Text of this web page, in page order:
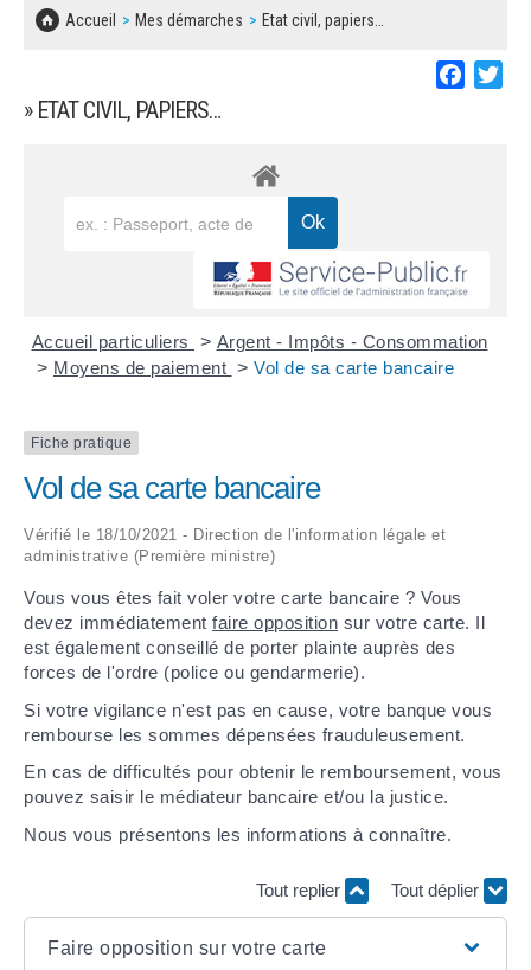
Accueil Mes démarches Etat civil, papiers…
» ETAT CIVIL, PAPIERS…
Accueil particuliers > Argent - Impôts - Consommation
> Moyens de paiement > Vol de sa carte bancaire
Fiche pratique
Vol de sa carte bancaire
Vérifié le 18/10/2021 - Direction de l'information légale et
administrative (Première ministre)
Vous vous êtes fait voler votre carte bancaire ? Vous
devez immédiatement faire opposition sur votre carte. Il
est également conseillé de porter plainte auprès des
forces de l'ordre (police ou gendarmerie).
Si votre vigilance n'est pas en cause, votre banque vous
rembourse les sommes dépensées frauduleusement.
En cas de difficultés pour obtenir le remboursement, vous
pouvez saisir le médiateur bancaire et/ou la justice.
Nous vous présentons les informations à connaître.
Tout replier Tout déplier
Faire opposition sur votre carte
CONCERTATIONS PUBLIQUES
SOLIDARITÉ, LOGEMENT
DECHETS
SIGNALEMENTS
BESOIN D'UNE AIDE ?
LES ASSOCIATIONS
MARCHÉS PUBLICS
REGLEMENT LOCAL DE PUBLICITÉ
DECLARATION DE DEMARCHAGE
DOSSIER DE DEMANDE DE SUBVENTION
FICHE D'ORGANISATION MANIFESTATION
DÉLIBÉRATIONS